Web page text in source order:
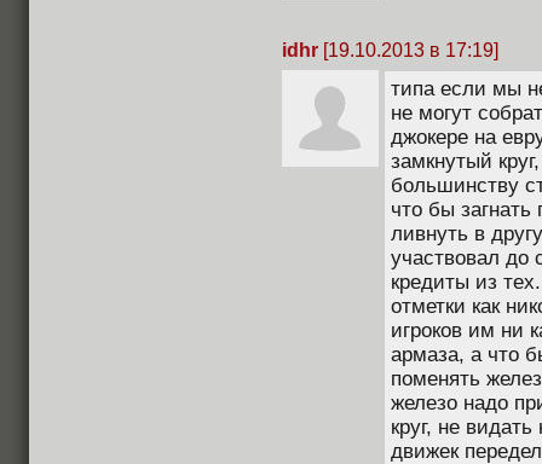
idhr [19.10.2013 в 17:19]
типа если мы
не могут
джокере на
замкнутый
большинству
что бы загнать
ливнуть в
участвовал до
кредиты из
отметки как
игроков им ни
армаза, а что
поменять
железо надо
круг, не
движек